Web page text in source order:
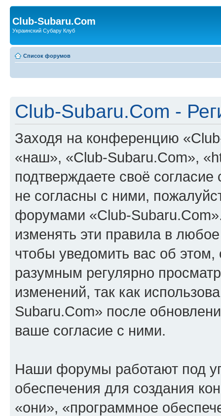
Club-Subaru.Com
Украинский Субару Клуб
Список форумов
Club-Subaru.Com -
Заходя на конференцию
«наш», «Club-Subaru.Com»,
подтверждаете своё
не согласны с ними,
форумами «Club-
изменять эти правила в
чтобы уведомить вас об
разумным регулярно
изменений, так как
Subaru.Com» после
ваше согласие с ними.
Наши форумы работают под
обеспечения для создания
«они», «программное